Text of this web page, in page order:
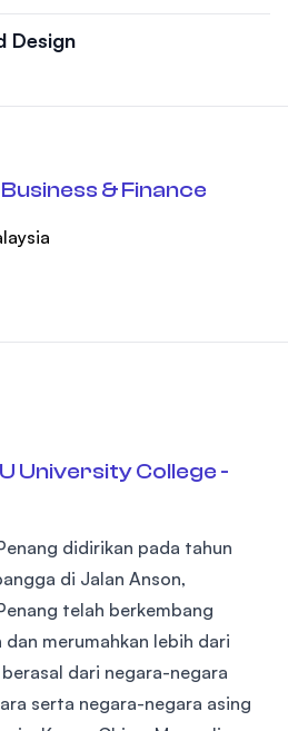
Design
& Finance
University College -
didirikan pada tahun
di Jalan Anson,
telah berkembang
merumahkan lebih dari
dari negara-negara
serta negara-negara asing